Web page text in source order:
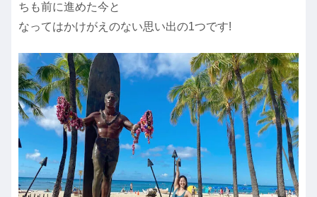
ちも前に進めた今と
なってはかけがえのない思い出の1つです!